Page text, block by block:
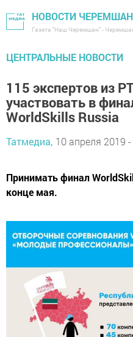
НОВОСТИ
Газета "Наш Черемшан" -
ЦЕНТРАЛЬНЫЕ НОВОСТИ
115 экспертов из
участвовать в
WorldSkills Russia
Татмедиа, 10 апреля 2019
Принимать финал
конце мая.